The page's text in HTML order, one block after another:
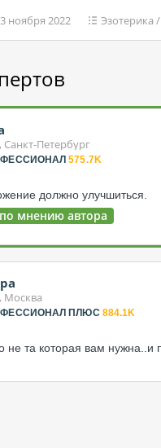
ноября 2022 Эзотерика /
Санкт-Петербург
575.7K
должно улучшиться.
мнению автора
Москва
ПЛЮС 884.1K
не та которая вам